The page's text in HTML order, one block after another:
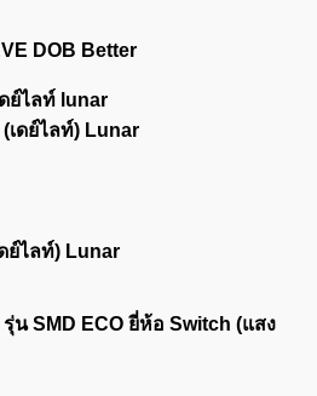
DOB Better
ย์ไลท์) Lunar